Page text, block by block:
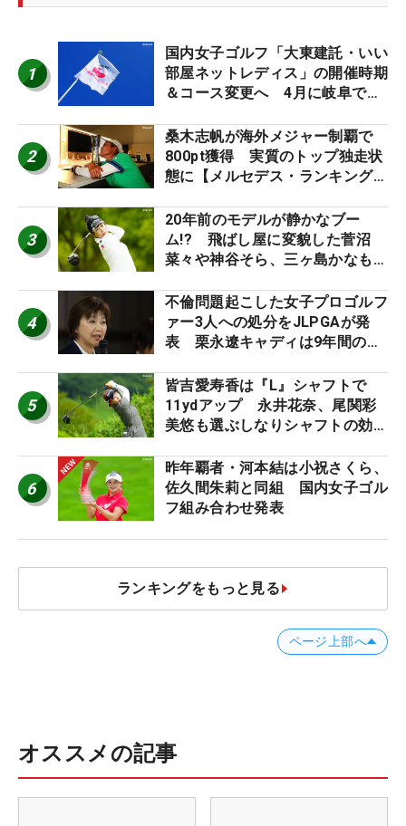
1
国内女子ゴルフ「大東建託・いい
部屋ネットレディス」の開催時期
＆コース変更へ 4月に岐阜で開
2
桑木志帆が海外メジャー制覇で
800pt獲得 実質のトップ独走状
態に【メルセデス・ランキング番
3
20年前のモデルが静かなブー
ム!? 飛ばし屋に変貌した菅沼
菜々や神谷そら、三ヶ島かなも使
ロたちの“飛ばしギア”】
4
不倫問題起こした女子プロゴルフ
ァー3人への処分をJLPGAが発
表 栗永遼キャディは9年間の立
5
皆吉愛寿香は『L』シャフトで
11ydアップ 永井花奈、尾関彩
美悠も選ぶしなりシャフトの効果
ア”】
6
昨年覇者・河本結は小祝さくら、
佐久間朱莉と同組 国内女子ゴル
フ組み合わせ発表
ランキングをもっと見る
ページ上部へ
オススメの記事